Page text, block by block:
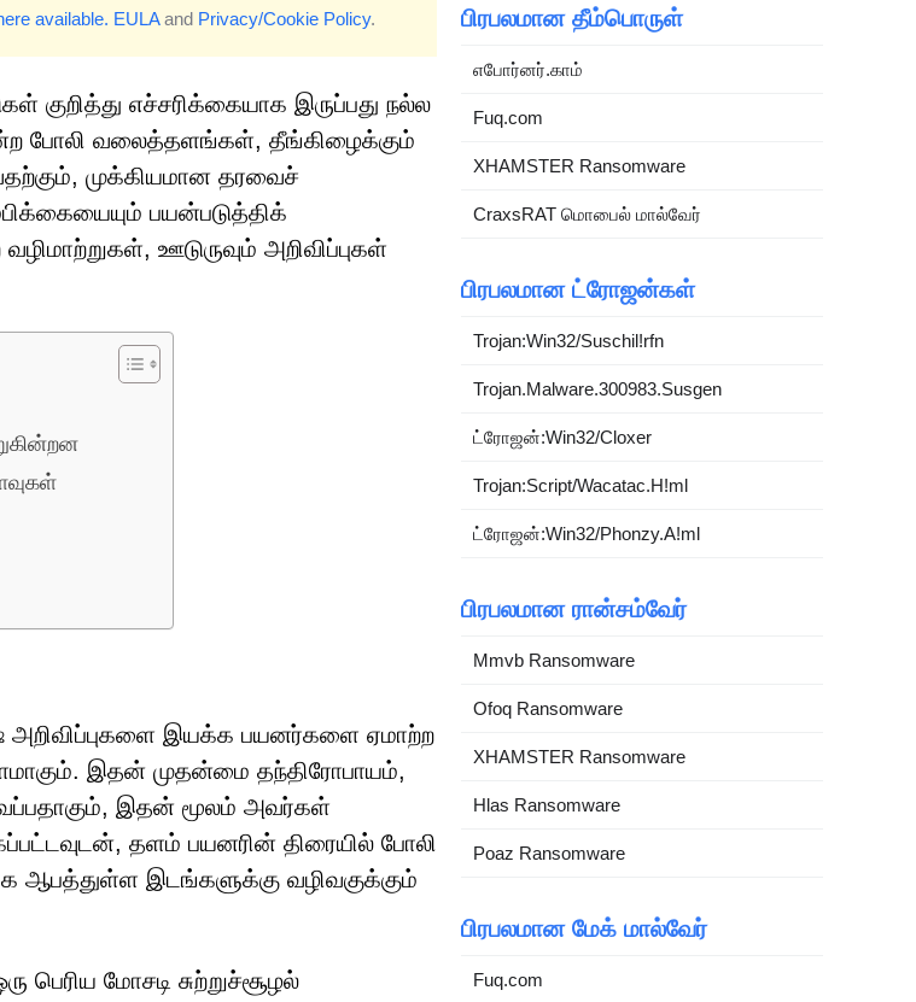
available. EULAand Privacy/Cookie Policy.
குறித்து எச்சரிக்கையாக இருப்பது நல்ல
போலி வலைத்தளங்கள், தீங்கிழைக்கும்
முக்கியமான தரவைச்
பயன்படுத்திக்
ஊடுருவும் அறிவிப்புகள்
அறிவிப்புகளை இயக்க பயனர்களை ஏமாற்ற
இதன் முதன்மை தந்திரோபாயம்,
இதன் மூலம் அவர்கள்
தளம் பயனரின் திரையில் போலி
ஆபத்துள்ள இடங்களுக்கு வழிவகுக்கும்
பெரிய மோசடி சுற்றுச்சூழல்
பிரபலமான தீம்பொருள்
எபோர்னர்.காம்
Fuq.com
XHAMSTER Ransomware
CraxsRAT மொபைல் மால்வேர்
பிரபலமான ட்ரோஜன்கள்
Trojan:Win32/Suschil!rfn
Trojan.Malware.300983.Susgen
ட்ரோஜன்:Win32/Cloxer
Trojan:Script/Wacatac.H!ml
ட்ரோஜன்:Win32/Phonzy.A!ml
பிரபலமான ரான்சம்வேர்
Mmvb Ransomware
Ofoq Ransomware
XHAMSTER Ransomware
Hlas Ransomware
Poaz Ransomware
பிரபலமான மேக் மால்வேர்
Fuq.com